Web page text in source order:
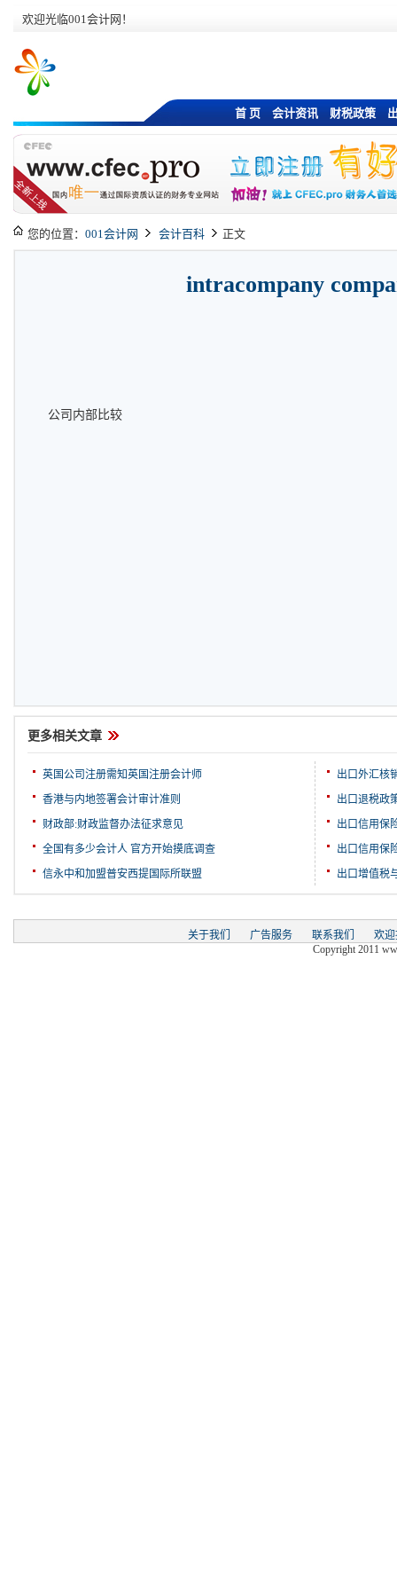
欢迎光临001会计网！
首 页 会计资讯 财税政策
您的位置： 001会计网 会计百科 正文
intracompany
公司内部比较
更多相关文章
英国公司注册需知英国注册会计师
香港与内地签署会计审计准则
财政部:财政监督办法征求意见
全国有多少会计人 官方开始摸底调查
信永中和加盟普安西提国际所联盟
出口外汇核
出口退税政
出口信用保
出口信用保
出口增值税
关于我们 广告服务 联系我们
欢
Copyright 2011